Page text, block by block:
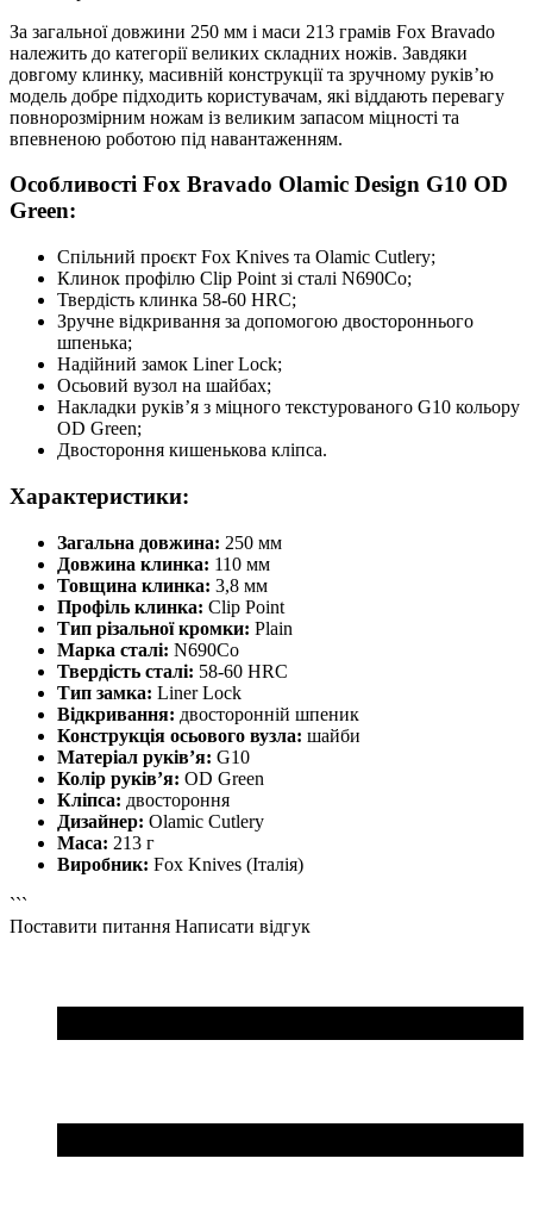
За загальної довжини 250 мм і маси 213 грамів Fox Bravado
належить до категорії великих складних ножів. Завдяки
довгому клинку, масивній конструкції та зручному руків’ю
модель добре підходить користувачам, які віддають перевагу
повнорозмірним ножам із великим запасом міцності та
впевненою роботою під навантаженням.
Особливості Fox Bravado Olamic Design G10 OD
Green:
Спільний проєкт Fox Knives та Olamic Cutlery;
Клинок профілю Clip Point зі сталі N690Co;
Твердість клинка 58-60 HRC;
Зручне відкривання за допомогою двостороннього
шпенька;
Надійний замок Liner Lock;
Осьовий вузол на шайбах;
Накладки руків’я з міцного текстурованого G10 кольору
OD Green;
Двостороння кишенькова кліпса.
Характеристики:
Загальна довжина: 250 мм
Довжина клинка: 110 мм
Товщина клинка: 3,8 мм
Профіль клинка: Clip Point
Тип різальної кромки: Plain
Марка сталі: N690Co
Твердість сталі: 58-60 HRC
Тип замка: Liner Lock
Відкривання: двосторонній шпеник
Конструкція осьового вузла: шайби
Матеріал руків’я: G10
Колір руків’я: OD Green
Кліпса: двостороння
Дизайнер: Olamic Cutlery
Маса: 213 г
Виробник: Fox Knives (Італія)
```
Поставити питання Написати відгук